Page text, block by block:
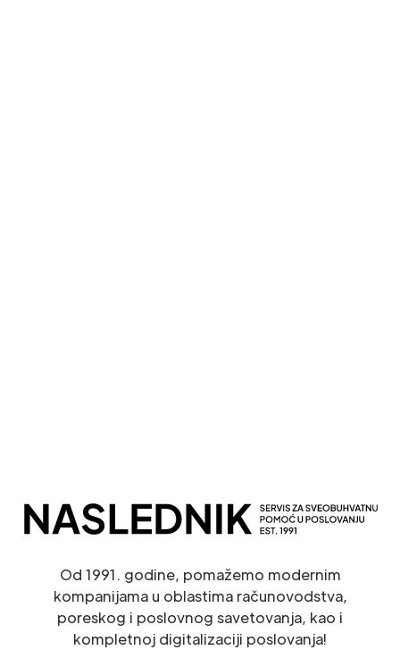
Od 1991. godine, pomažemo modernim
kompanijama u oblastima računovodstva,
poreskog i poslovnog savetovanja, kao i
kompletnoj digitalizaciji poslovanja!